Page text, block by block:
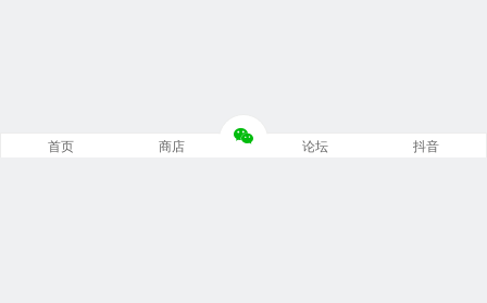
首页 商店 论坛 抖音